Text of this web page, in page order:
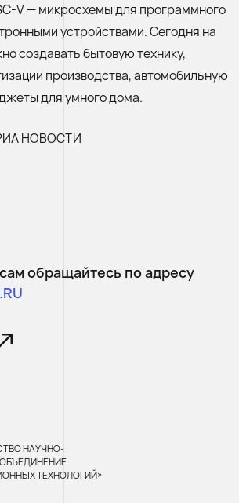
V — микросхемы для программного
устройствами. Сегодня на
создавать бытовую технику,
производства, автомобильную
для умного дома.
НОВОСТИ
обращайтесь по адресу
НАУЧНО-
ТЕХНОЛОГИЙ»